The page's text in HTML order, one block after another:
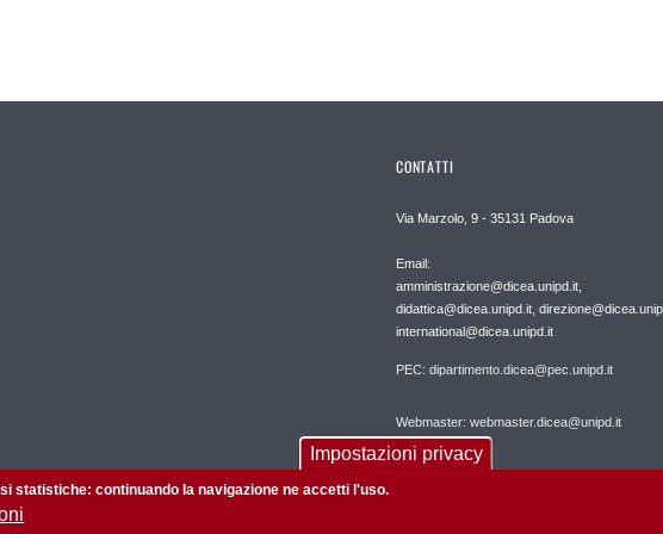
CONTATTI
Via Marzolo, 9 - 35131 Padova
Email:
amministrazione@dicea.unipd.it,
didattica@dicea.unipd.it,
international@dicea.unipd.it
PEC: dipartimento.dicea@pec.unipd.it
Webmaster: webmaster.dicea@unipd.it
Impostazioni privacy
statistiche: continuando la navigazione ne accetti l'uso.